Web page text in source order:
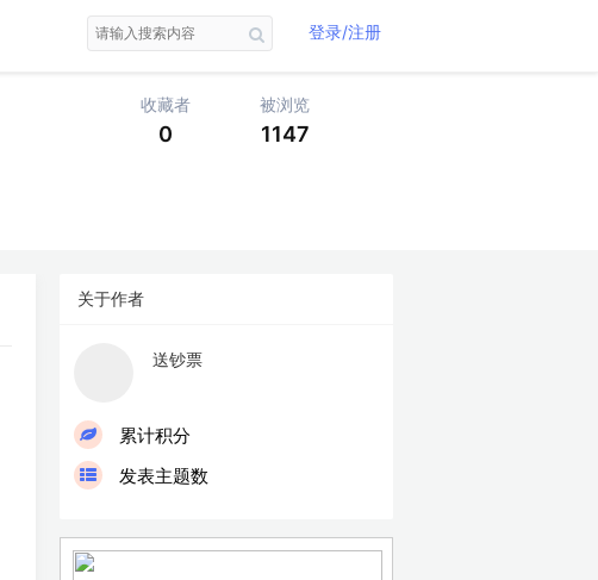
登录/注册
收藏者
0
被浏览
1147
关于作者
送钞票
累计积分
发表主题数